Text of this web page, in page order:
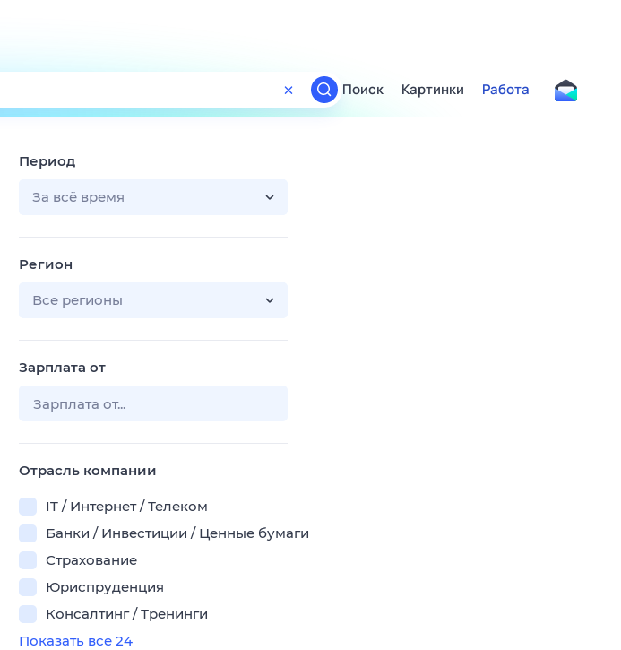
Поиск
ТВ-программа
Поиск Картинки Работа
Период
За всё время
Регион
Все регионы
Зарплата от
Отрасль компании
IT / Интернет / Телеком
Банки / Инвестиции / Ценные бумаги
Страхование
Юриспруденция
Консалтинг / Тренинги
Показать все 24